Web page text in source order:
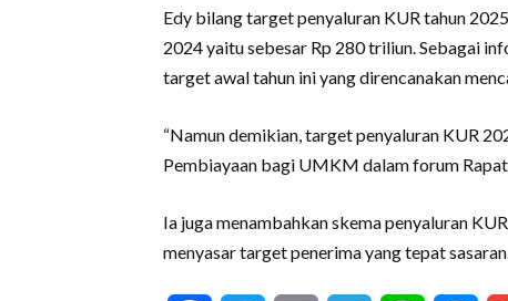
Edy bilang target penyaluran KUR tahun
2024 yaitu sebesar Rp 280 triliun. Sebagai
target awal tahun ini yang direncanakan
“Namun demikian, target penyaluran KUR
Pembiayaan bagi UMKM dalam forum
Ia juga menambahkan skema penyaluran
menyasar target penerima yang tepat